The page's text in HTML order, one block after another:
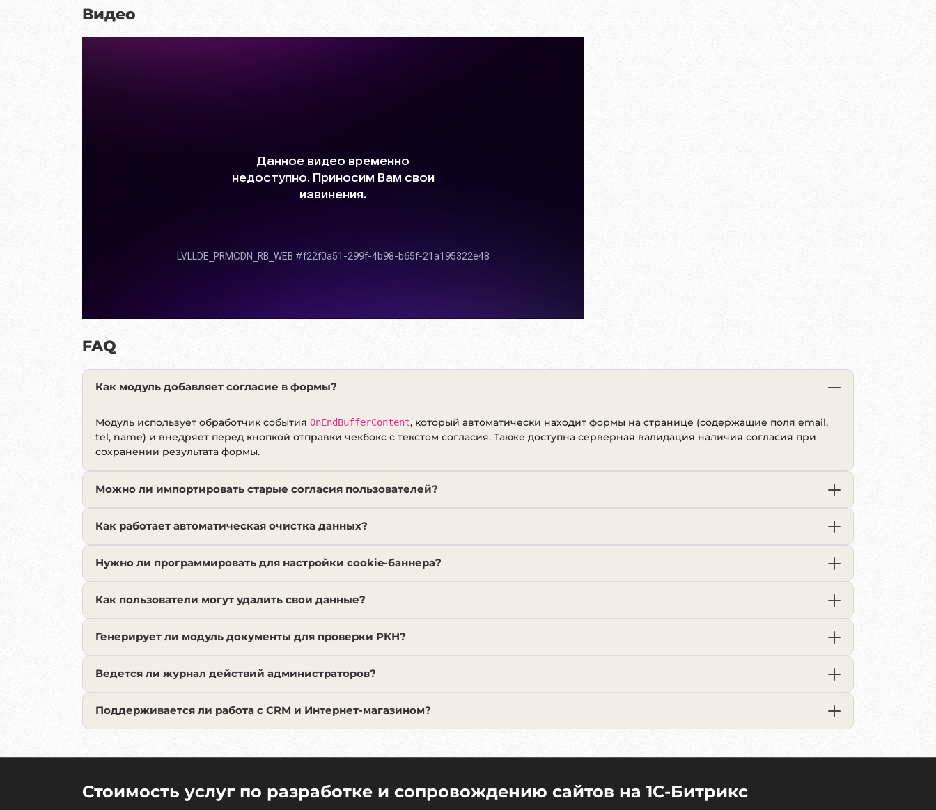
Видео
FAQ
Как модуль добавляет согласие в формы?
Модуль использует обработчик события OnEndBufferContent, который автоматически находит формы на странице (содержащие поля email,
tel, name) и внедряет перед кнопкой отправки чекбокс с текстом согласия. Также доступна серверная валидация наличия согласия при
сохранении результата формы.
Можно ли импортировать старые согласия пользователей?
Как работает автоматическая очистка данных?
Нужно ли программировать для настройки cookie-баннера?
Как пользователи могут удалить свои данные?
Генерирует ли модуль документы для проверки РКН?
Ведется ли журнал действий администраторов?
Поддерживается ли работа с CRM и Интернет-магазином?
Стоимость услуг по разработке и сопровождению сайтов на 1C-Битрикс